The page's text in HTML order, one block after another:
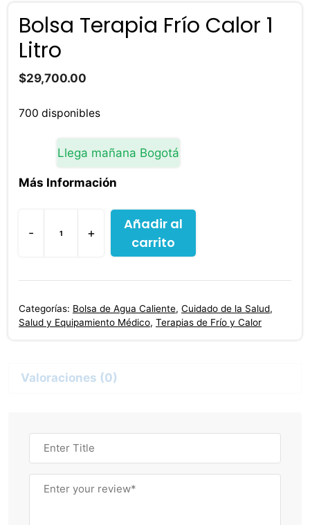
Bolsa Terapia Frío Calor 1
Litro
$29,700.00
700 disponibles
Llega mañana Bogotá
Más Información
-
Bolsa
Terapia
Frío
1
+
Añadir al
carrito
Categorías: Bolsa de Agua Caliente, Cuidado de la Salud,
Salud y Equipamiento Médico, Terapias de Frío y Calor